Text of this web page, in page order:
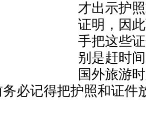
才出示护
证明，因
手把这些
别是赶时
国外旅游
必记得把护照和证件